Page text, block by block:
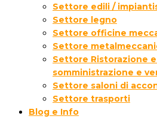
Settore edili /
Settore legno
Settore officine
Settore
Settore Ristorazione
somministrazione e
Settore saloni di
Settore trasporti
Blog e Info